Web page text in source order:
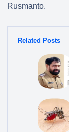
Rusmanto.
Related Posts